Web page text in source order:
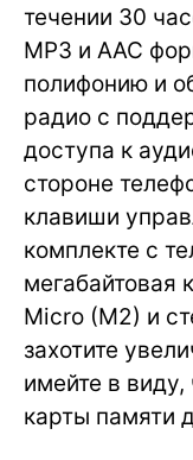
течении 30
MP3 и AAC
полифонию и
радио с
доступа к
стороне
клавиши
комплекте с
мегабайтовая
Micro (M2) и
захотите
имейте в
карты памяти